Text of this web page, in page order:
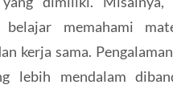
memahami
kerja sama.
lebih mendalam